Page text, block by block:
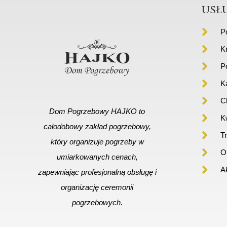
Dom Pogrzebowy HAJKO to
całodobowy zakład pogrzebowy,
który organizuje pogrzeby w
umiarkowanych cenach,
zapewniając profesjonalną obsługę i
organizację ceremonii
pogrzebowych.